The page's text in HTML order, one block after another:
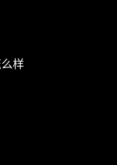
样